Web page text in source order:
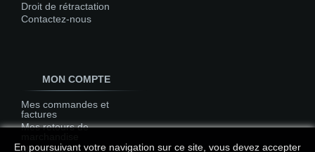
Droit de rétractation
Contactez-nous
MON COMPTE
Mes commandes et
factures
Mes retours de
Mes avoirs
En poursuivant votre navigation sur ce site, vous devez accepter